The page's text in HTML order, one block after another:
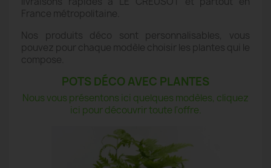
France métropolitaine.
Nos produits déco sont personnalisables, vous
pouvez pour chaque modèle choisir les plantes qui le
compose.
POTS DÉCO AVEC PLANTES
Nous vous présentons ici quelques modèles, cliquez
ici pour découvrir toute l'offre.